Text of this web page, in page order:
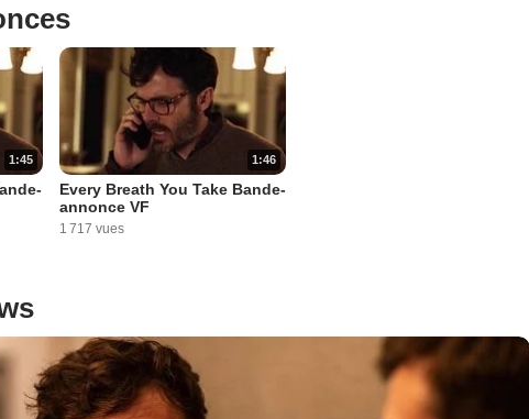
1:45 1:46
Every Breath You Take Bande-
annonce VF
1 717 vues